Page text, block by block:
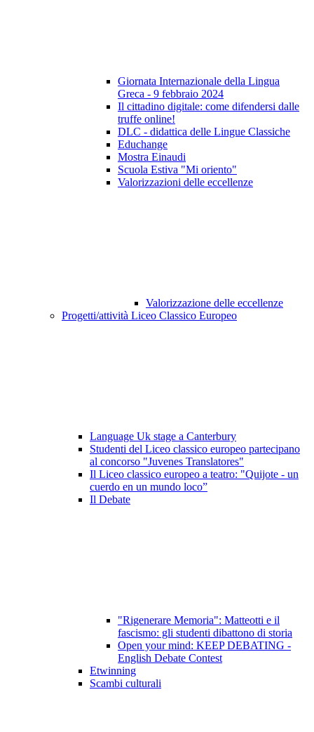
Giornata Internazionale della Lingua
Greca - 9 febbraio 2024
Il cittadino digitale: come difendersi dalle
truffe online!
DLC - didattica delle Lingue Classiche
Educhange
Mostra Einaudi
Scuola Estiva "Mi oriento"
Valorizzazioni delle eccellenze
Valorizzazione delle eccellenze
Progetti/attività Liceo Classico Europeo
Language Uk stage a Canterbury
Studenti del Liceo classico europeo partecipano
al concorso "Juvenes Translatores"
Il Liceo classico europeo a teatro: "Quijote - un
cuerdo en un mundo loco”
Il Debate
"Rigenerare Memoria": Matteotti e il
fascismo: gli studenti dibattono di storia
Open your mind: KEEP DEBATING -
English Debate Contest
Etwinning
Scambi culturali